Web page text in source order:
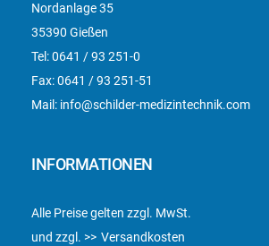
Nordanlage 35
35390 Gießen
Tel:0641 / 93 251-0
Fax:0641 / 93 251-51
Mail: info@schilder-medizintechnik.com
INFORMATIONEN
Alle Preise gelten zzgl. MwSt.
und zzgl.
Versandkosten